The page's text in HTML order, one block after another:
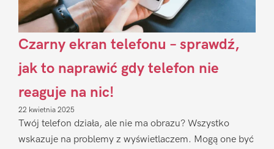
Czarny ekran telefonu – sprawdź,
jak to naprawić gdy telefon nie
reaguje na nic!
22 kwietnia 2025
Twój telefon działa, ale nie ma obrazu? Wszystko
wskazuje na problemy z wyświetlaczem. Mogą one być